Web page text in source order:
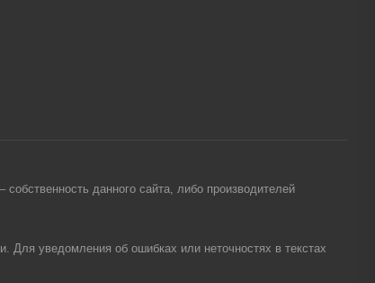
данного сайта, либо производителей
уведомления об ошибках или неточностях в текстах